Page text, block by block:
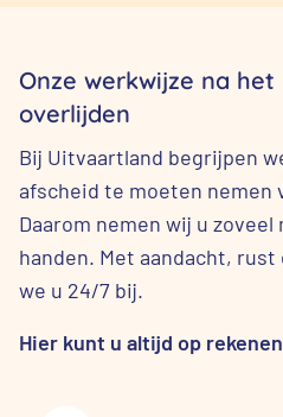
Onze werkwijze na
overlijden
Bij Uitvaartland begrijpen
afscheid te moeten nemen
Daarom nemen wij u
handen. Met aandacht,
we u 24/7 bij.
Hier kunt u altijd op